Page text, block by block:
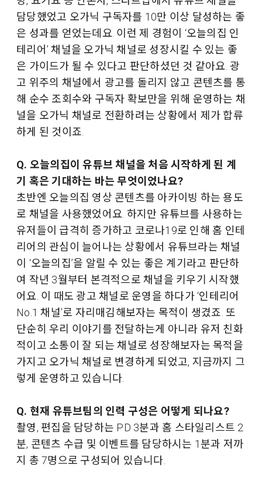
담당했었고 오가닉 구독자를 10만 이상 달성하는 좋
은 성과를 얻었는데요. 이런 제 경험이 ‘오늘의집 인
테리어’ 채널을 오가닉 채널로 성장시킬 수 있는 좋
은 가이드가 될 수 있다고 판단하셨던 것 같아요. 광
고 위주의 채널에서 광고를 돌리지 않고 콘텐츠를 통
해 순수 조회수와 구독자 확보만을 위해 운영하는 채
널을 오가닉 채널로 전환하려는 상황에서 제가 합류
하게 된 것이죠.
Q. 오늘의집이 유튜브 채널을 처음 시작하게 된 계
기 혹은 기대하는 바는 무엇이었나요?
초반엔 오늘의집 영상 콘텐츠를 아카이빙 하는 용도
로 채널을 사용했었어요. 하지만 유튜브를 사용하는
유저들이 급격히 증가하고 코로나19로 인해 홈 인테
리어의 관심이 늘어나는 상황에서 유튜브라는 채널
이 ‘오늘의집’을 알릴 수 있는 좋은 계기라고 판단하
여 작년 3월부터 본격적으로 채널을 키우기 시작했
어요. 이 때도 광고 채널로 운영을 하다가 ‘인테리어
No.1 채널’로 자리매김해보자는 목적이 생겼죠. 또
단순히 우리 이야기를 전달하는게 아니라 유저 친화
적이고 소통이 잘 되는 채널로 성장해보자는 목적을
가지고 오가닉 채널로 변경하게 되었고, 지금까지 그
렇게 운영하고 있습니다.
Q. 현재 유튜브팀의 인력 구성은 어떻게 되나요?
촬영, 편집을 담당하는 PD 3분과 홈 스타일리스트 2
분, 콘텐츠 수급 및 이벤트를 담당하시는 1분과 저까
지 총 7명으로 구성되어 있습니다.